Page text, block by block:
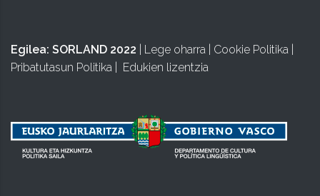
Egilea: SORLAND 2022 Lege oharra Cookie Politika
Pribatutasun Politika
Edukien lizentzia